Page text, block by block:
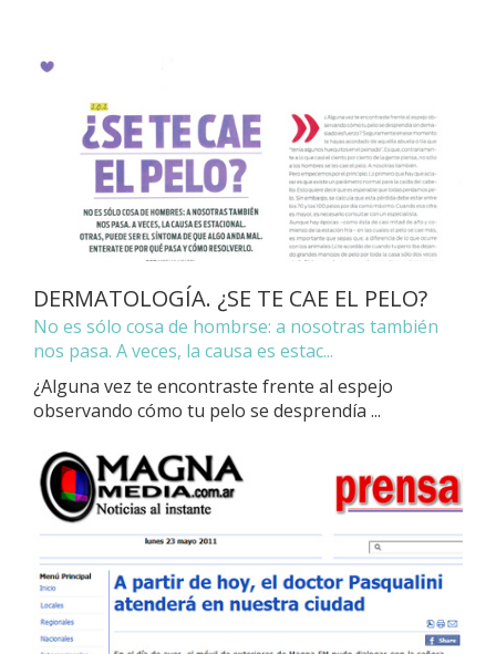
DERMATOLOGÍA. ¿SE TE CAE EL PELO?
No es sólo cosa de hombrse: a nosotras también
nos pasa. A veces, la causa es estac...
¿Alguna vez te encontraste frente al espejo
observando cómo tu pelo se desprendía ...